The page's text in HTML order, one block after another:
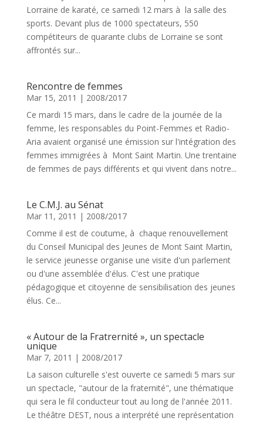
Lorraine de karaté, ce samedi 12 mars à la salle des
sports. Devant plus de 1000 spectateurs, 550
compétiteurs de quarante clubs de Lorraine se sont
affrontés sur...
Rencontre de femmes
Mar 15, 2011 | 2008/2017
Ce mardi 15 mars, dans le cadre de la journée de la
femme, les responsables du Point-Femmes et Radio-
Aria avaient organisé une émission sur l'intégration des
femmes immigrées à Mont Saint Martin. Une trentaine
de femmes de pays différents et qui vivent dans notre...
Le C.M.J. au Sénat
Mar 11, 2011 | 2008/2017
Comme il est de coutume, à chaque renouvellement
du Conseil Municipal des Jeunes de Mont Saint Martin,
le service jeunesse organise une visite d'un parlement
ou d'une assemblée d'élus. C'est une pratique
pédagogique et citoyenne de sensibilisation des jeunes
élus. Ce...
« Autour de la Fratrernité », un spectacle
unique
Mar 7, 2011 | 2008/2017
La saison culturelle s'est ouverte ce samedi 5 mars sur
un spectacle, "autour de la fraternité", une thématique
qui sera le fil conducteur tout au long de l'année 2011.
Le théâtre DEST, nous a interprété une représentation